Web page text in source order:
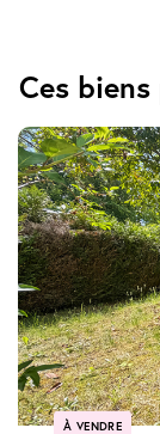
Ces
À VENDRE